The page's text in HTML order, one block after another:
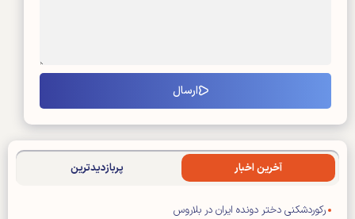
آخرین اخبار پربازدیدترین
رکوردشکنی دختر دونده ایران در بلاروس